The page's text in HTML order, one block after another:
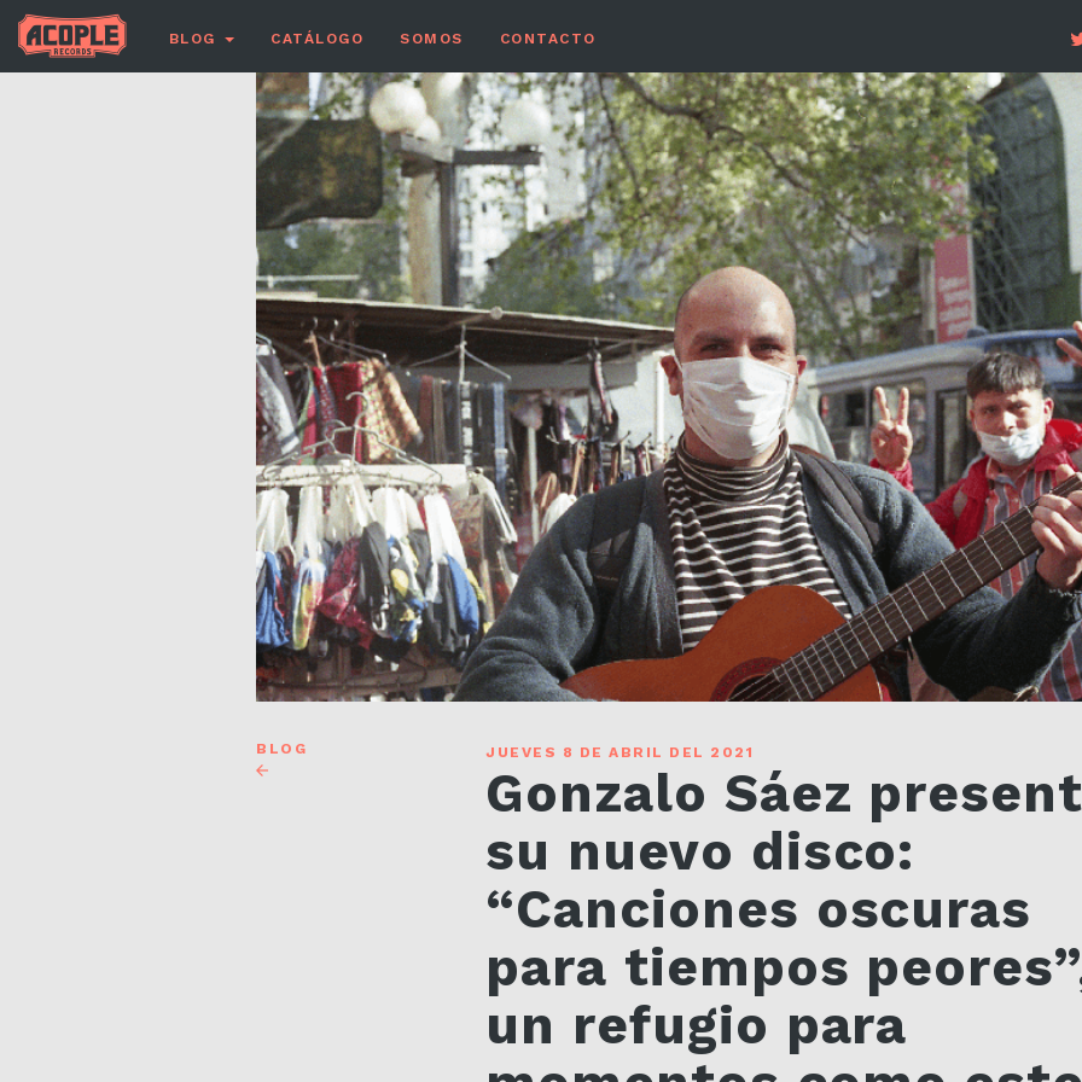
BLOG CATÁLOGO SOMOS CONTACTO
BLOG JUEVES 8 DE ABRIL DEL 2021
Gonzalo Sáez
su nuevo disco:
“Canciones oscuras
para tiempos
un refugio para